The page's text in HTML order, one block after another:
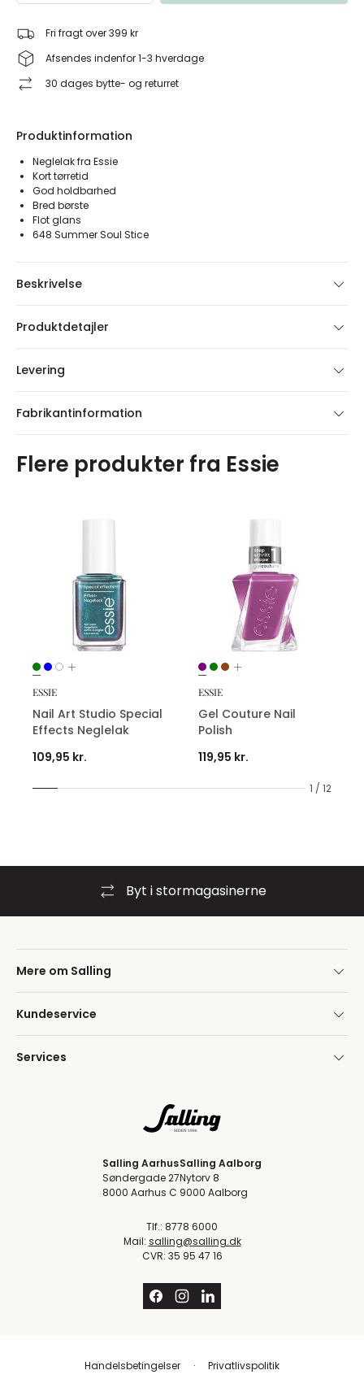
Fri fragt over 399 kr
Afsendes indenfor 1-3 hverdage
30 dages bytte- og returret
Produktinformation
Neglelak fra Essie
Kort tørretid
God holdbarhed
Bred børste
Flot glans
648 Summer Soul Stice
Beskrivelse
Produktdetajler
Levering
Fabrikantinformation
Flere produkter fra Essie
1 / 12
ESSIE
Nail Art Studio Special
Effects Neglelak
109,95 kr.
ESSIE
Gel Couture Nail
Polish
119,95 kr.
Byt i stormagasinerne
Mere om Salling
Kundeservice
Services
Salling Aarhus
Søndergade 27
8000 Aarhus C
Salling Aalborg
Nytorv 8
9000 Aalborg
Tlf.: 8778 6000
Mail: salling@salling.dk
CVR: 35 95 47 16
Handelsbetingelser Privatlivspolitik